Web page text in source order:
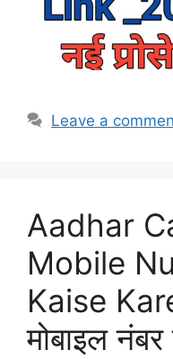
Leave a
Aadhar
Mobile
Kaise
मोबाइल